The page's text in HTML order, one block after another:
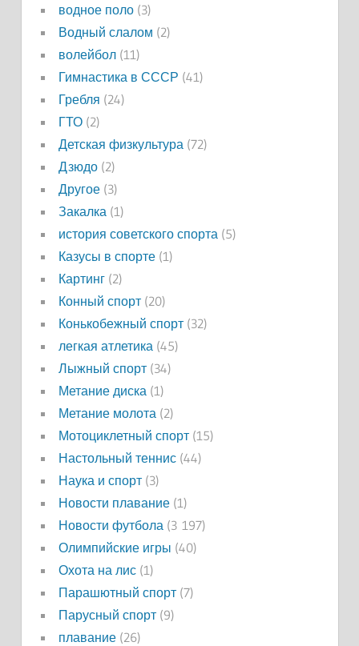
водное поло(3)
Водный слалом (2)
волейбол(11)
Гимнастика в СССР (41)
Гребля (24)
ГТО(2)
Детская физкультура (72)
Дзюдо(2)
Другое(3)
Закалка (1)
история советского спорта (5)
Казусы в спорте(1)
Картинг(2)
Конный спорт(20)
Конькобежный спорт(32)
легкая атлетика (45)
Лыжный спорт(34)
Метание диска (1)
Метание молота (2)
Мотоциклетный спорт(15)
Настольный теннис(44)
Наука и спорт(3)
Новости плавание(1)
Новости футбола (3 197)
Олимпийские игры (40)
Охота на лис(1)
Парашютный спорт(7)
Парусный спорт(9)
плавание(26)